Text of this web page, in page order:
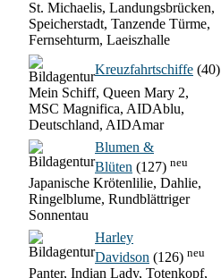
St. Michaelis, Landungsbrücken,
Speicherstadt, Tanzende Türme,
Fernsehturm, Laeiszhalle
Kreuzfahrtschiffe (40)
Mein Schiff, Queen Mary 2,
MSC Magnifica, AIDAblu,
Deutschland, AIDAmar
Blumen &
Blüten (127) neu
Japanische Krötenlilie, Dahlie,
Ringelblume, Rundblättriger
Sonnentau
Harley
Davidson (126) neu
Panter, Indian Lady, Totenkopf,